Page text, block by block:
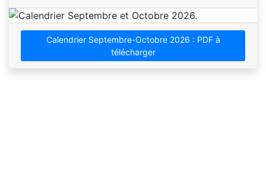
Calendrier Septembre-Octobre 2026 : PDF à
télécharger